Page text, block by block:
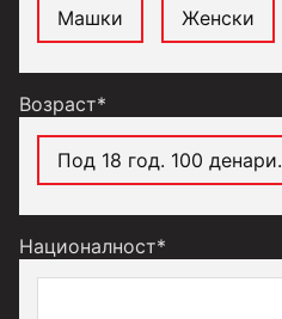
Машки Женски
Возраст*
Под 18 год. 100 денари.
Националност*